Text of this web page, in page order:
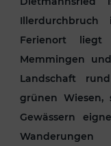
Ferienort
Memmingen und
Landschaft
grünen Wiesen,
Gewässern